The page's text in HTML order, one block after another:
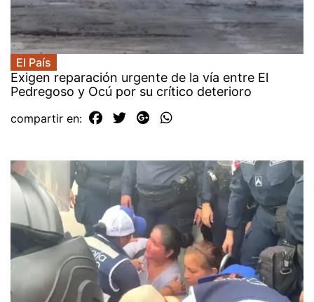
El País
Exigen reparación urgente de la vía entre El
Pedregoso y Ocú por su crítico deterioro
compartir en: